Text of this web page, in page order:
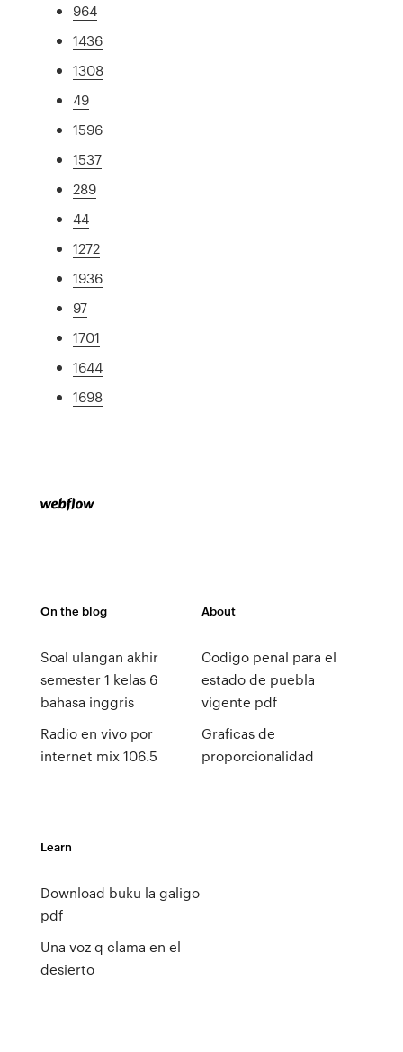
964
1436
1308
49
1596
1537
289
44
1272
1936
97
1701
1644
1698
On the blog
Soal ulangan akhir
semester 1 kelas 6
bahasa inggris
Radio en vivo por
internet mix 106.5
About
Codigo penal para el
estado de puebla
vigente pdf
Graficas de
proporcionalidad
Learn
Download buku la galigo
pdf
Una voz q clama en el
desierto